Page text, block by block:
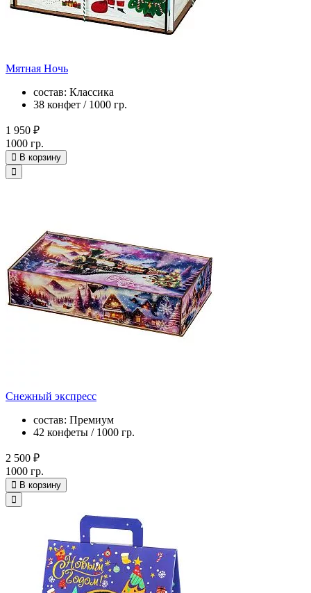
Мятная Ночь
состав: Классика
38 конфет / 1000 гр.
1 950 ₽
1000 гр.
В корзину
Снежный экспресс
состав: Премиум
42 конфеты / 1000 гр.
2 500 ₽
1000 гр.
В корзину